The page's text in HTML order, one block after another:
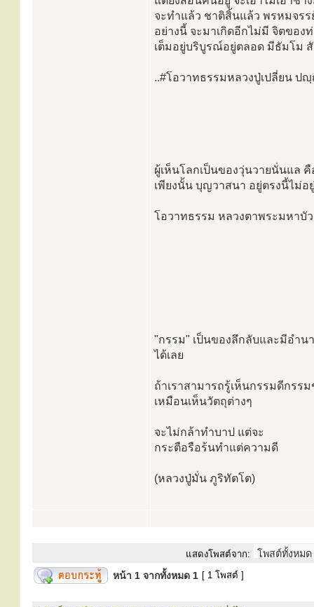
จะทำแล้ว ชาติสิ้นแล้ว พรหมจร
อย่างนี้ จะมาเกิดอีกไม่มี จิตขอ
เต็มอยู่บริบูรณ์อยู่ตลอด มีธัมโม
..#โอวาทธรรมหลวงปู่เปลี่ยน ป
ผู้เห็นโลกเป็นของวุ่นวายนั่นแล
เพียงนั้น บุญวาสนา อยู่ตรงนี้ไม่อ
โอวาทธรรม หลวงตาพระมหา
"กรรม" เป็นของลึกลับและมีอำ
ได้เลย
ถ้าเราสามารถรู้เห็นกรรมดีกร
เหมือนเห็นวัตถุต่างๆ
จะไม่กล้าทำบาป แต่จะ
กระตือรือร้นทำแต่ความดี
(หลวงปู่มั่น ภูริทัตโต)
แสดงโพสต์จาก:
หน้า 1 จากทั้งหมด 1 [ 1 โพสต์ ]